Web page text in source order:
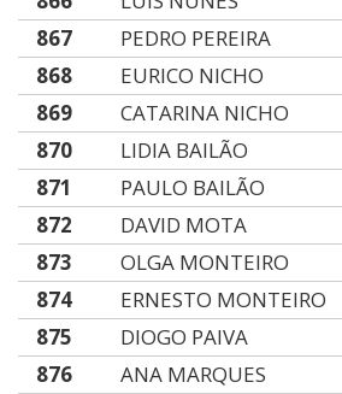
867
PEDRO PEREIRA
868
EURICO NICHO
869
CATARINA NICHO
870
LIDIA BAILÃO
871
PAULO BAILÃO
872
DAVID MOTA
873
OLGA MONTEIRO
874
ERNESTO MONTEIRO
875
DIOGO PAIVA
876
ANA MARQUES